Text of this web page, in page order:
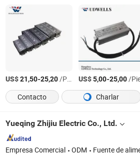
US$21,50-25,20/Pieza US$5,00-25,00/
Contacto
Charlar
Yueqing Zhijiu Electric Co., Ltd.
Empresa Comercial ODM Fuente de alimentación